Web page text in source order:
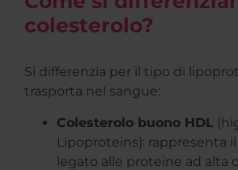
colesterolo?
Si differenzia per il tipo di
trasporta nel sangue:
Colesterolo buono HDL
Lipoproteins): rappresenta
legato alle proteine ad alta